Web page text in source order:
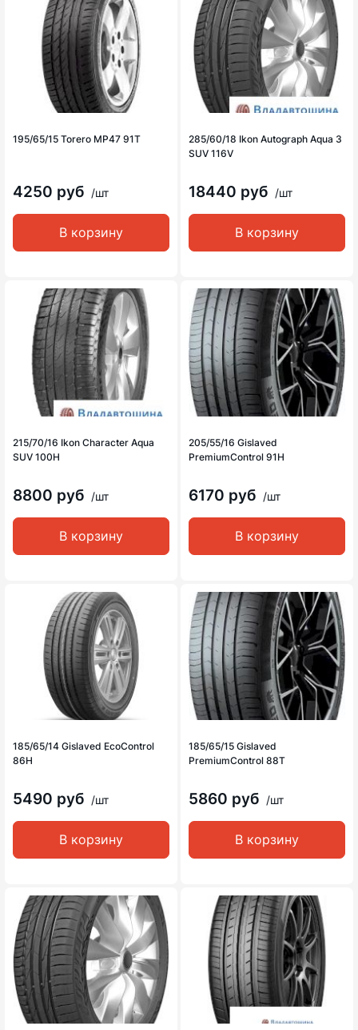
195/65/15 Torero MP47 91T
4250 руб /шт
В корзину
285/60/18 Ikon Autograph Aqua 3
SUV 116V
18440 руб /шт
В корзину
215/70/16 Ikon Character Aqua
SUV 100H
8800 руб /шт
В корзину
205/55/16 Gislaved
PremiumControl 91H
6170 руб /шт
В корзину
185/65/14 Gislaved EcoControl
86H
5490 руб /шт
В корзину
185/65/15 Gislaved
PremiumControl 88T
5860 руб /шт
В корзину